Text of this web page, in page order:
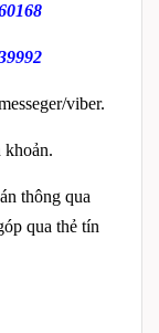
viber.
thông qua
qua thẻ tín